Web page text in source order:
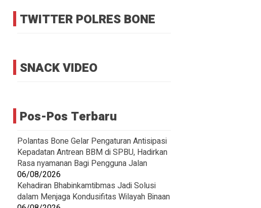
TWITTER POLRES BONE
SNACK VIDEO
Pos-Pos Terbaru
Polantas Bone Gelar Pengaturan Antisipasi
Kepadatan Antrean BBM di SPBU, Hadirkan
Rasa nyamanan Bagi Pengguna Jalan
06/08/2026
Kehadiran Bhabinkamtibmas Jadi Solusi
dalam Menjaga Kondusifitas Wilayah Binaan